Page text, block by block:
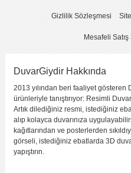
Yorumu Gönder
Gizlilik Sözleşmesi
Mesafeli
DuvarGiydir Hakkında
2013 yılından beri faaliyet gösteren
ürünleriyle tanıştırıyor: Resimli
Artık dilediğiniz resmi, istediğiniz
alıp kolayca duvarınıza
kağıtlarından ve posterlerden
görseli, istediğiniz ebatlarda 3D
yapıştırın.